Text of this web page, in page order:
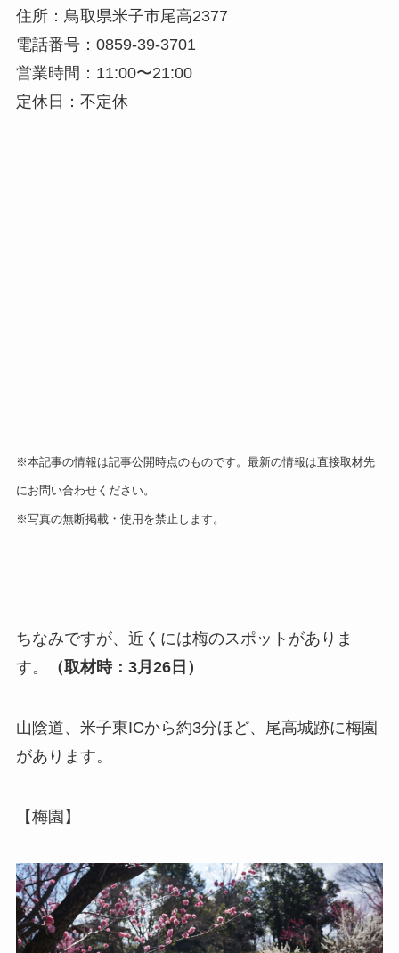
住所：鳥取県米子市尾高2377
電話番号：0859-39-3701
営業時間：11:00〜21:00
定休日：不定休
※本記事の情報は記事公開時点のものです。最新の情報は直接取材先
にお問い合わせください。
※写真の無断掲載・使用を禁止します。
ちなみですが、近くには梅のスポットがありま
す。
（取材時：3月26日）
山陰道、米子東ICから約3分ほど、尾高城跡に梅園
があります。
【梅園】